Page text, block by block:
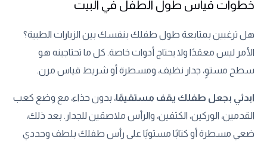
خطوات قياس طول الطفل في البيت
هل ترغبين بمتابعة طول طفلك بنفسك بين الزيارات الطبية؟
الأمر ليس معقدًا ولا يحتاج أدوات خاصة. كل ما تحتاجينه هو
سطح مستوٍ، جدار نظيف، ومسطرة أو شريط قياس مرن.
ابدئي بجعل طفلك يقف مستقيمًا، بدون حذاء، مع وضع كعب
القدمين، الوركين، الكتفين، والرأس ملاصقين للجدار. بعد ذلك،
ضعي مسطرة أو كتابًا مستويًا على رأس طفلك بلطف وحددي